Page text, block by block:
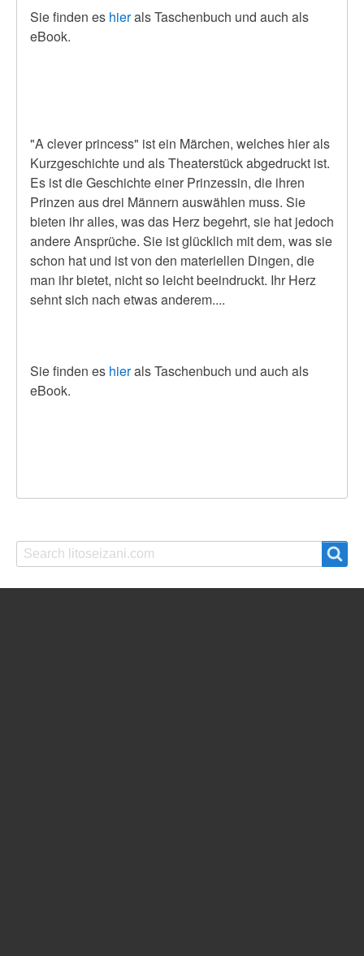
Sie finden es hierals Taschenbuch und auch als
eBook.
"A clever princess" ist ein Märchen, welches hier als
Kurzgeschichte und als Theaterstück abgedruckt ist.
Es ist die Geschichte einer Prinzessin, die ihren
Prinzen aus drei Männern auswählen muss. Sie
bieten ihr alles, was das Herz begehrt, sie hat jedoch
andere Ansprüche. Sie ist glücklich mit dem, was sie
schon hat und ist von den materiellen Dingen, die
man ihr bietet, nicht so leicht beeindruckt. Ihr Herz
sehnt sich nach etwas anderem....
Sie finden es hierals Taschenbuch und auch als
eBook.
Search
Search